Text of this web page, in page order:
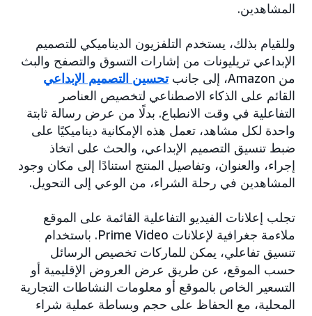
المشاهدين.
وللقيام بذلك، يستخدم التلفزيون الديناميكي للتصميم
الإبداعي تريليونات من إشارات التسوق والتصفح والبث
من Amazon، إلى جانب
تحسين التصميم الإبداعي
القائم على الذكاء الاصطناعي لتخصيص العناصر
التفاعلية في وقت الانطباع. بدلًا من عرض رسالة ثابتة
واحدة لكل مشاهد، تعمل هذه الإمكانية ديناميكيًا على
ضبط تنسيق التصميم الإبداعي، والحث على اتخاذ
إجراء، والعنوان، وتفاصيل المنتج استنادًا إلى مكان وجود
المشاهدين في رحلة الشراء، من الوعي إلى التحويل.
تجلب إعلانات الفيديو التفاعلية القائمة على الموقع
ملاءمة جغرافية لإعلانات Prime Video. باستخدام
تنسيق تفاعلي، يمكن للماركات تخصيص الرسائل
حسب الموقع، عن طريق عرض العروض الإقليمية أو
التسعير الخاص بالموقع أو معلومات النشاطات التجارية
المحلية، مع الحفاظ على حجم وبساطة عملية شراء